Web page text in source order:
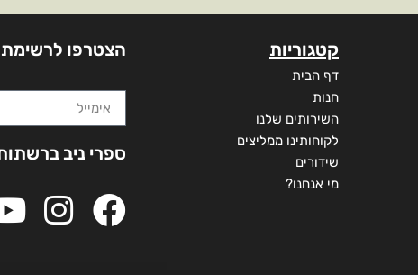
קטגוריות
דף הבית
חנות
השירותים שלנו
לקוחותינו ממליצים
שידורים
מי אנחנו?
הצטרפו
ספרי ניב